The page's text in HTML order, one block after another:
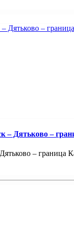
– Дятьково –
– граница